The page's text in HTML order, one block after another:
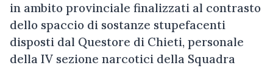
in ambito provinciale finalizzati al contrasto
dello spaccio di sostanze stupefacenti
disposti dal Questore di Chieti, personale
della IV sezione narcotici della Squadra